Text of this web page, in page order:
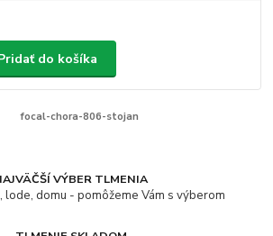
do košíka
focal-chora-806-stojan
VÝBER TLMENIA
lode, domu - pomôžeme Vám s výberom